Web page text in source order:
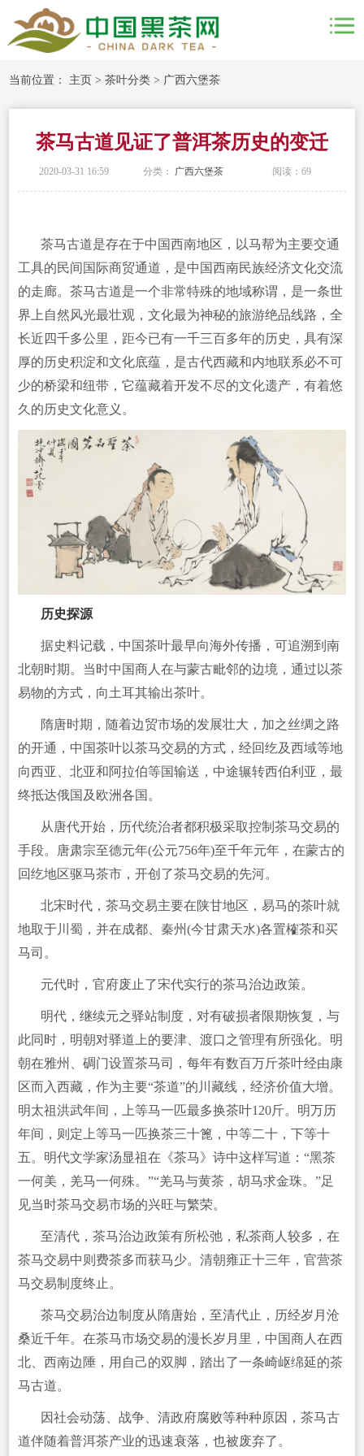
当前位置： 主页 >茶叶分类 > 广西六堡茶
茶马古道见证了普洱茶历史的变迁
2020-03-31 16:59 分类： 广西六堡茶 阅读：69
茶马古道是存在于中国西南地区，以马帮为主要交通
工具的民间国际商贸通道，是中国西南民族经济文化交流
的走廊。茶马古道是一个非常特殊的地域称谓，是一条世
界上自然风光最壮观，文化最为神秘的旅游绝品线路，全
长近四千多公里，距今已有一千三百多年的历史，具有深
厚的历史积淀和文化底蕴，是古代西藏和内地联系必不可
少的桥梁和纽带，它蕴藏着开发不尽的文化遗产，有着悠
久的历史文化意义。
历史探源
据史料记载，中国茶叶最早向海外传播，可追溯到南
北朝时期。当时中国商人在与蒙古毗邻的边境，通过以茶
易物的方式，向土耳其输出茶叶。
隋唐时期，随着边贸市场的发展壮大，加之丝绸之路
的开通，中国茶叶以茶马交易的方式，经回纥及西域等地
向西亚、北亚和阿拉伯等国输送，中途辗转西伯利亚，最
终抵达俄国及欧洲各国。
从唐代开始，历代统治者都积极采取控制茶马交易的
手段。唐肃宗至德元年(公元756年)至千年元年，在蒙古的
回纥地区驱马茶市，开创了茶马交易的先河。
北宋时代，茶马交易主要在陕甘地区，易马的茶叶就
地取于川蜀，并在成都、秦州(今甘肃天水)各置榷茶和买
马司。
元代时，官府废止了宋代实行的茶马治边政策。
明代，继续元之驿站制度，对有破损者限期恢复，与
此同时，明朝对驿道上的要津、渡口之管理有所强化。明
朝在雅州、碉门设置茶马司，每年有数百万斤茶叶经由康
区而入西藏，作为主要“茶道”的川藏线，经济价值大增。
明太祖洪武年间，上等马一匹最多换茶叶120斤。明万历
年间，则定上等马一匹换茶三十篦，中等二十，下等十
五。明代文学家汤显祖在《茶马》诗中这样写道：“黑茶
一何美，羌马一何殊。”“羌马与黄茶，胡马求金珠。”足
见当时茶马交易市场的兴旺与繁荣。
至清代，茶马治边政策有所松弛，私茶商人较多，在
茶马交易中则费茶多而获马少。清朝雍正十三年，官营茶
马交易制度终止。
茶马交易治边制度从隋唐始，至清代止，历经岁月沧
桑近千年。在茶马市场交易的漫长岁月里，中国商人在西
北、西南边陲，用自己的双脚，踏出了一条崎岖绵延的茶
马古道。
因社会动荡、战争、清政府腐败等种种原因，茶马古
道伴随着普洱茶产业的迅速衰落，也被废弃了。